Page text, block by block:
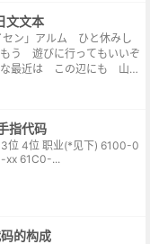
文文本
セン」アルム ひと休みし
う 遊びに行ってもいいぞ
最近は この辺にも 山賊
カ」あの 悪名高い ドゼ
ーを 起...
指代码
1-xx 6140-01-xx 6180-01-xx 61C0-...
的构成